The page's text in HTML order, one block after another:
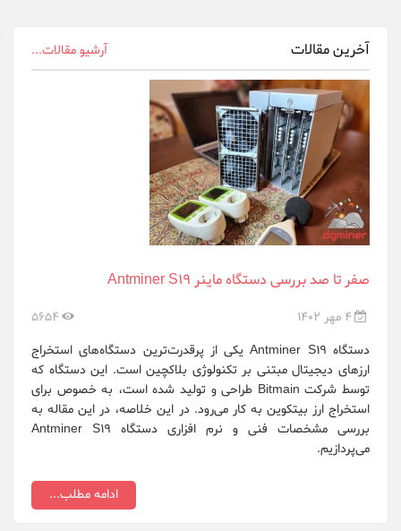
Ningbo Sheng...
Nvidia
Obelisk
Onda OEM
Raspberrypi.org
XFX
ایرانسل ZTE
هایو سیستم ع...
آخرین مقالات آرشیو مقالات...
صفر تا صد بررسی دستگاه ماینر Antminer S19
4 مهر 1402
5654
دستگاه Antminer S19 یکی از پرقدرت‌ترین دستگاه‌های استخراج
ارزهای دیجیتال مبتنی بر تکنولوژی بلاکچین است. این دستگاه که
توسط شرکت Bitmain طراحی و تولید شده است، به خصوص برای
استخراج ارز بیتکوین به کار می‌رود. در این خلاصه، در این مقاله به
بررسی مشخصات فنی و نرم افزاری دستگاه Antminer S19
می‌پردازیم.
ادامه مطلب...